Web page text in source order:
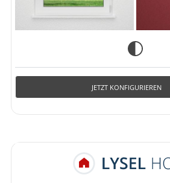
JETZT KONFIGURIEREN